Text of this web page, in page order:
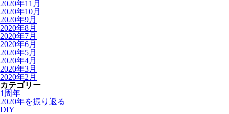
2020年11月
2020年10月
2020年9月
2020年8月
2020年7月
2020年6月
2020年5月
2020年4月
2020年3月
2020年2月
カテゴリー
1周年
2020年を振り返る
DIY